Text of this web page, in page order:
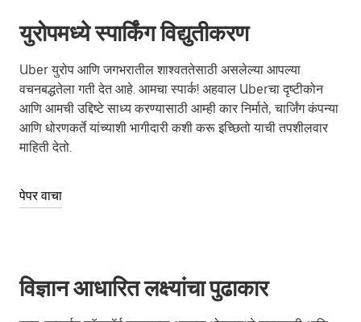
युरोपमध्ये स्पार्किंग विद्युतीकरण
Uber युरोप आणि जगभरातील शाश्वततेसाठी असलेल्या आपल्या
वचनबद्धतेला गती देत आहे. आमचा स्पार्क! अहवाल Uberचा दृष्टीकोन
आणि आमची उद्दिष्टे साध्य करण्यासाठी आम्ही कार निर्माते, चार्जिंग कंपन्या
आणि धोरणकर्ते यांच्याशी भागीदारी कशी करू इच्छितो याची तपशीलवार
माहिती देतो.
पेपर वाचा
विज्ञान आधारित लक्ष्यांचा पुढाकार